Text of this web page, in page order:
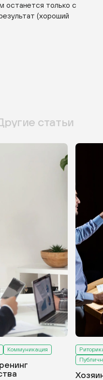
останется только с
(хороший
статьи
Коммуникация